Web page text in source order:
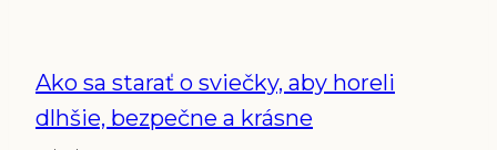
Ako sa starať o sviečky, aby horeli
dlhšie, bezpečne a krásne